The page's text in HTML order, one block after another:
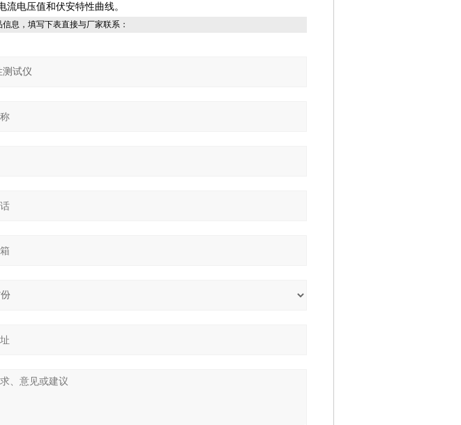
电压值和伏安特性曲线。
息，填写下表直接与厂家联系：